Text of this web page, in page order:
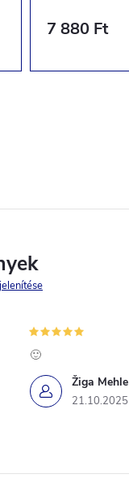
7 880 Ft
Žiga Mehle
21.10.2025
🙂